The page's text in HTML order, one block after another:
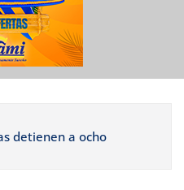
detienen a ocho